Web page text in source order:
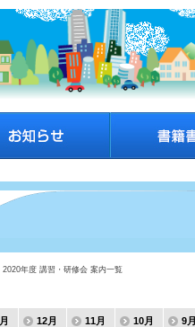
2020年度 講習・研修会 案内一覧
12月 11月 10月 9月